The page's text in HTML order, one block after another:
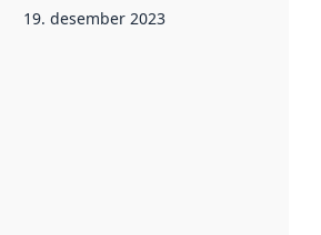
ble
19. desember 2023